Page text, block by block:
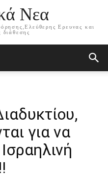
Νεα
Ερευνας και
διάθεσης
για να